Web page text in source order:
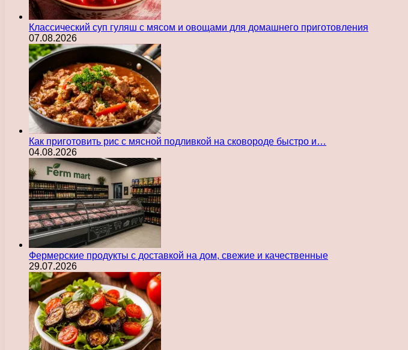
Классический суп гуляш с мясом и овощами для домашнего приготовления
07.08.2026
Как приготовить рис с мясной подливкой на сковороде быстро и…
04.08.2026
Фермерские продукты с доставкой на дом, свежие и качественные
29.07.2026